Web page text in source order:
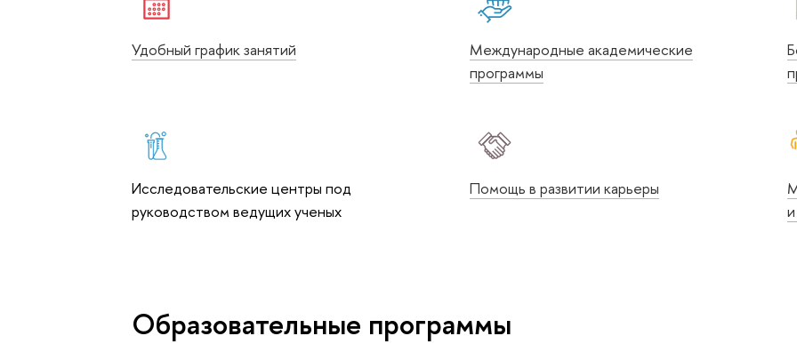
Удобный график занятий
Международные академические
программы
Исследовательские центры под
руководством ведущих ученых
Помощь в развитии карьеры
Образовательные программы